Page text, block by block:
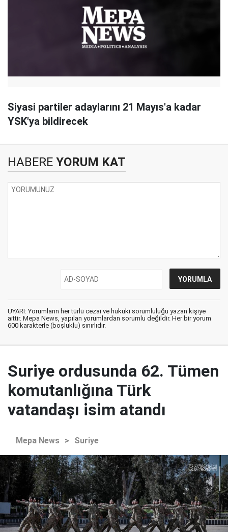
Siyasi partiler adaylarını 21 Mayıs'a kadar
YSK'ya bildirecek
HABERE YORUM KAT
UYARI: Yorumların her türlü cezai ve hukuki sorumluluğu yazan kişiye
aittir. Mepa News, yapılan yorumlardan sorumlu değildir. Her bir yorum
600 karakterle (boşluklu) sınırlıdır.
Suriye ordusunda 62. Tümen
komutanlığına Türk
vatandaşı isim atandı
Mepa News > Suriye